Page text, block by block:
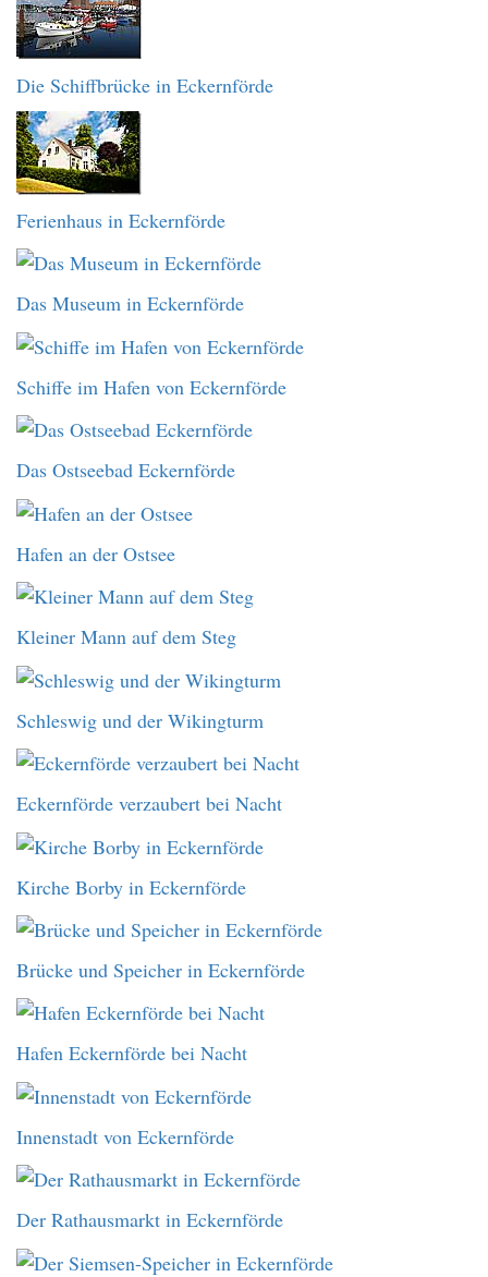
Die Schiffbrücke in Eckernförde
Ferienhaus in Eckernförde
Das Museum in Eckernförde
Schiffe im Hafen von Eckernförde
Das Ostseebad Eckernförde
Hafen an der Ostsee
Kleiner Mann auf dem Steg
Schleswig und der Wikingturm
Eckernförde verzaubert bei Nacht
Kirche Borby in Eckernförde
Brücke und Speicher in Eckernförde
Hafen Eckernförde bei Nacht
Innenstadt von Eckernförde
Der Rathausmarkt in Eckernförde